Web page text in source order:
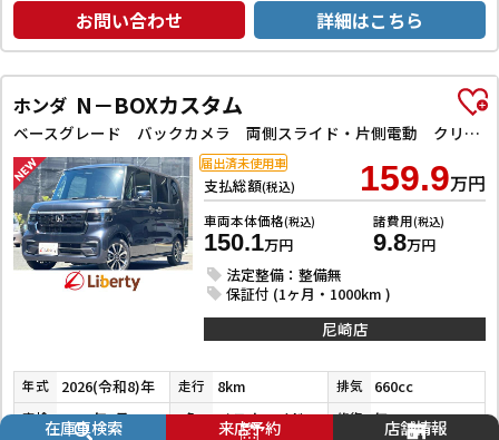
お問い合わせ 詳細はこちら
ホンダ N－BOXカスタム
ベースグレード バックカメラ 両側スライド・片側電動 クリアランスソナー レーンアシスト オートライト スマートキー 電動格納ミラー CVT ESC USB チップアップシート アルミホイール エアコン
支払総額(税込) 159.9万円
車両本体価格(税込)
150.1万円
諸費用(税込)
9.8万円
法定整備：整備無
保証付 (1ヶ月・1000km )
届出済未使用車
尼崎店
年式 2026(令和8)年 走行 8km 排気 660cc
車検 2029年7月 色 メテオロイドグレーメタリック 修復 無
在庫車検索 来店予約 店舗情報